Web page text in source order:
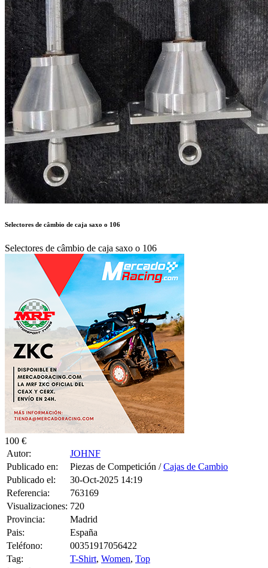
Selectores de câmbio de caja saxo o 106
Selectores de câmbio de caja saxo o 106
100 €
Autor:
JOHNF
Publicado en:
Piezas de Competición /Cajas de Cambio
Publicado el:
30-Oct-2025 14:19
Referencia:
763169
Visualizaciones: 720
Provincia:
Madrid
Pais:
España
Teléfono:
00351917056422
Tag:
T-Shirt, Women, Top